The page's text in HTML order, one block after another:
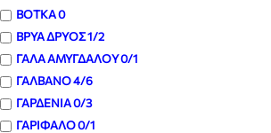
ΒΟΤΚΑ0
ΒΡΥΑ ΔΡΥΟΣ1/2
ΓΑΛΑ ΑΜΥΓΔΑΛΟΥ0/1
ΓΑΛΒΑΝΟ4/6
ΓΑΡΔΕΝΙΑ0/3
ΓΑΡΙΦΑΛΟ0/1